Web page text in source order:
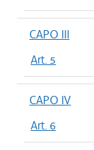
CAPO III
Art. 5
CAPO IV
Art. 6